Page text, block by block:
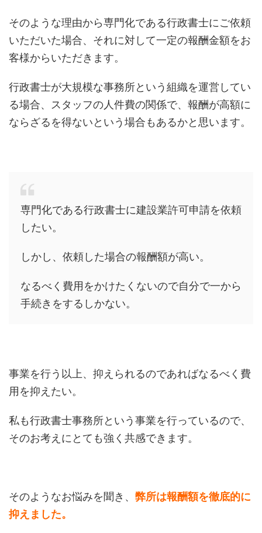
そのような理由から専門化である行政書士にご依頼
いただいた場合、それに対して一定の報酬金額をお
客様からいただきます。
行政書士が大規模な事務所という組織を運営してい
る場合、スタッフの人件費の関係で、報酬が高額に
ならざるを得ないという場合もあるかと思います。
専門化である行政書士に建設業許可申請を依頼
したい。
しかし、依頼した場合の報酬額が高い。
なるべく費用をかけたくないので自分で一から
手続きをするしかない。
事業を行う以上、抑えられるのであればなるべく費
用を抑えたい。
私も行政書士事務所という事業を行っているので、
そのお考えにとても強く共感できます。
そのようなお悩みを聞き、 弊所は報酬額を徹底的に
抑えました。